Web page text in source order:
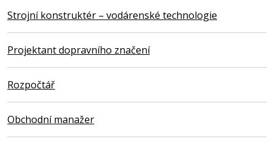
Strojní konstruktér – vodárenské technologie
Projektant dopravního značení
Rozpočtář
Obchodní manažer